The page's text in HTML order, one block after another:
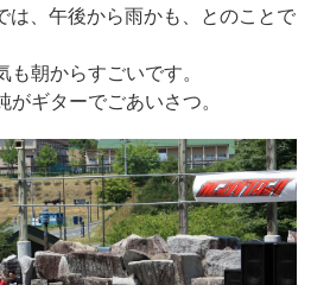
は、午後から雨かも、とのことで
朝からすごいです。
ギターでごあいさつ。